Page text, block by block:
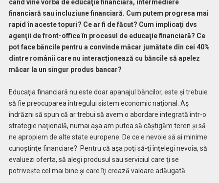
când vine vorba de educaţie financiară, intermediere
financiară sau incluziune financiară. Cum putem progresa mai
rapid în aceste topuri? Ce ar fi de făcut? Cum implicaţi dvs
agenţii de front-office în procesul de educaţie financiară? Ce
pot face băncile pentru a convinde măcar jumătate din cei 40%
dintre românii care nu interacţionează cu băncile să apelez
măcar la un singur produs bancar?
Educaţia financiară nu este doar apanajul băncilor, este şi trebuie
să fie preocuparea întregului sistem economic naţional. Aş
îndrăzni să spun că ar trebui să avem o abordare integrată într-o
strategie naţională, numai aşa am putea să câştigăm teren şi să
ne apropiem de alte state europene. De ce e nevoie să ai minime
cunoştinţe financiare? Pentru că aşa poţi să-ţi înţelegi nevoia, să
evaluezi oferta, să alegi produsul sau serviciul care ţi se
potriveşte cel mai bine şi care îţi crează valoare adăugată.